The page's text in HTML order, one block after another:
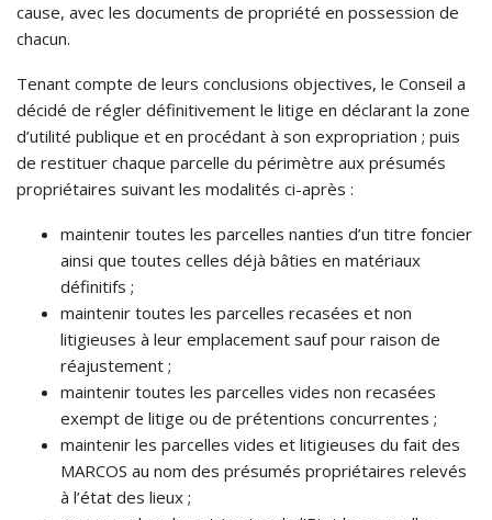
cause, avec les documents de propriété en possession de
chacun.
Tenant compte de leurs conclusions objectives, le Conseil a
décidé de régler définitivement le litige en déclarant la zone
d’utilité publique et en procédant à son expropriation ; puis
de restituer chaque parcelle du périmètre aux présumés
propriétaires suivant les modalités ci-après :
maintenir toutes les parcelles nanties d’un titre foncier
ainsi que toutes celles déjà bâties en matériaux
définitifs ;
maintenir toutes les parcelles recasées et non
litigieuses à leur emplacement sauf pour raison de
réajustement ;
maintenir toutes les parcelles vides non recasées
exempt de litige ou de prétentions concurrentes ;
maintenir les parcelles vides et litigieuses du fait des
MARCOS au nom des présumés propriétaires relevés
à l’état des lieux ;